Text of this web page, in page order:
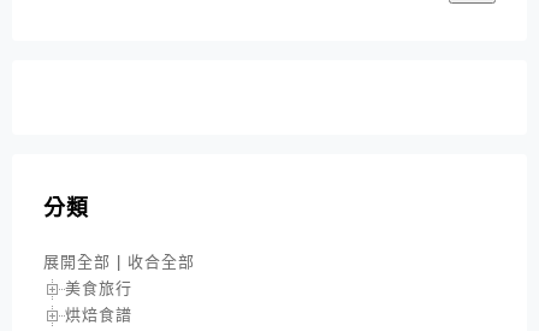
分類
展開全部
收合全部
美食旅行
烘焙食譜